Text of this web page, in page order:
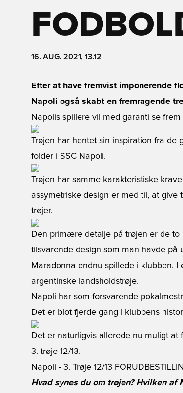
16. AUG. 2021, 13.12
Efter at have fremvist imponerende
Napoli også skabt en fremragende
Napolis spillere vil med garanti se
Trøjen har hentet sin inspiration fra de
folder i SSC Napoli.
Trøjen har samme karakteristiske
assymetriske design er med til, at
trøjer.
Den primære detalje på trøjen er de to
tilsvarende design som man havde på
Maradonna endnu spillede i klubben.
argentinske landsholdstrøje.
Napoli har som forsvarende
Det er blot fjerde gang i klubbens
Det er naturligvis allerede nu muligt
3. trøje 12/13.
Napoli - 3. Trøje 12/13
Hvad synes du om trøjen? Hvilken af